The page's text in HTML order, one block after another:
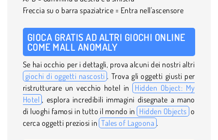
Freccia su o barra spaziatrice = Entra nell'ascensore
GIOCA GRATIS AD ALTRI GIOCHI ONLINE
COME MALL ANOMALY
Se hai occhio per i dettagli, prova alcuni dei nostri altri
giochi di oggetti nascosti . Trova gli oggetti giusti per
ristrutturare un vecchio hotel in Hidden Object: My
Hotel , esplora incredibili immagini disegnate a mano
di luoghi famosi in tutto il mondo in Hidden Objects o
cerca oggetti preziosi in Tales of Lagoona .